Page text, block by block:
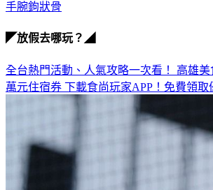
手腕鉤狀骨
◤放假去哪玩？◢
全台熱門活動、人氣攻略一次看！ 高雄
萬元住宿券 下載食尚玩家APP！免費領取